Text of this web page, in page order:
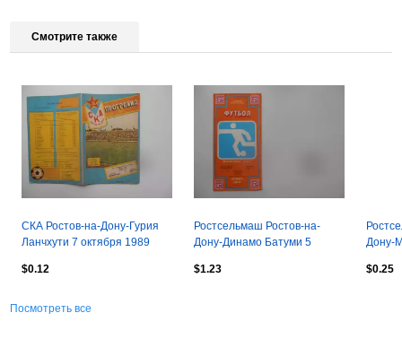
Смотрите также
СКА Ростов-на-Дону-Гурия
Ланчхути 7 октября 1989
$0.12
Ростсельмаш Ростов-на-
Дону-Динамо Батуми 5
закрытие сезона
$1.23
Дону-
$0.25
Посмотреть все